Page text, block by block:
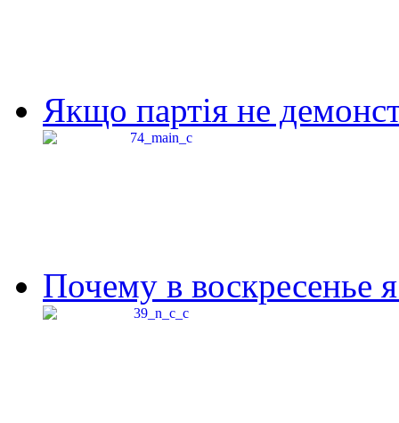
Якщо партія не
Почему в воскресенье